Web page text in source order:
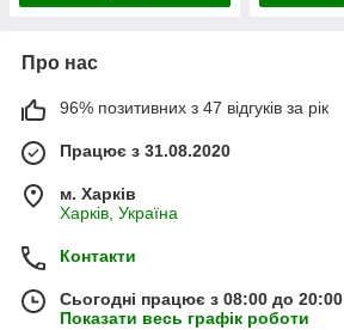
Про нас
96% позитивних з 47 відгуків за рік
Працює з 31.08.2020
м. Харків
Харків, Україна
Контакти
Сьогодні працює з 08:00 до 20:00
Показати весь графік роботи